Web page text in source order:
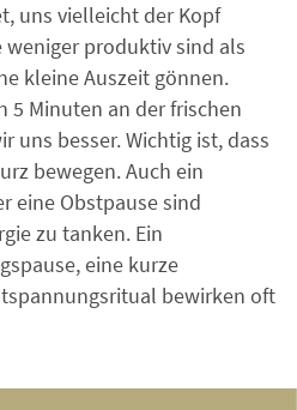
uns vielleicht der Kopf
produktiv sind als
kleine Auszeit gönnen.
5 Minuten an der frischen
uns besser. Wichtig ist, dass
bewegen. Auch ein
eine Obstpause sind
zu tanken. Ein
eine kurze
bewirken oft